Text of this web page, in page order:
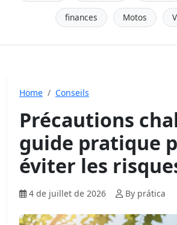
finances Motos
Home Conseils
Précautions
guide pratique
éviter les
4 de juillet de 2026 By prática